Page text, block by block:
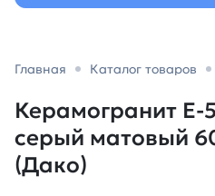
Главная Каталог товаров
Керамогранит E-
серый матовый
(Дако)